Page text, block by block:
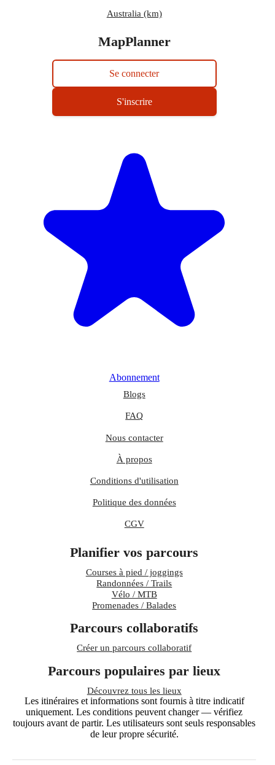
Australia (km)
MapPlanner
Se connecter
S'inscrire
Abonnement
Blogs
FAQ
Nous contacter
À propos
Conditions d'utilisation
Politique des données
CGV
Planifier vos parcours
Courses à pied / joggings
Randonnées / Trails
Vélo / MTB
Promenades / Balades
Parcours collaboratifs
Créer un parcours collaboratif
Parcours populaires par lieux
Découvrez tous les lieux
Les itinéraires et informations sont fournis à titre indicatif
uniquement. Les conditions peuvent changer — vérifiez
toujours avant de partir. Les utilisateurs sont seuls responsables
de leur propre sécurité.